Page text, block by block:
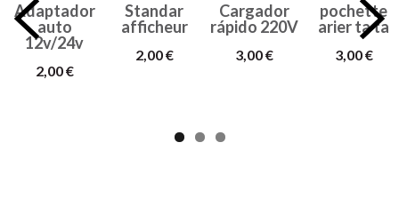
Adaptador
auto
12v/24v
2,00 €
Standar
afficheur
2,00 €
Cargador
rápido 220V
3,00 €
pochette
arier ta ta
3,00 €